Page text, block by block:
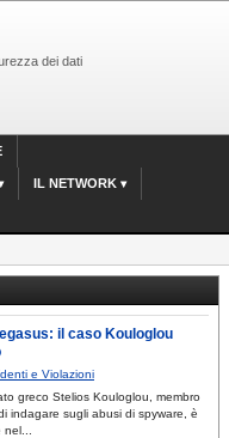
dei dati
IL NETWORK
il caso Kouloglou
e Violazioni
greco Stelios Kouloglou, membro
indagare sugli abusi di spyware, è